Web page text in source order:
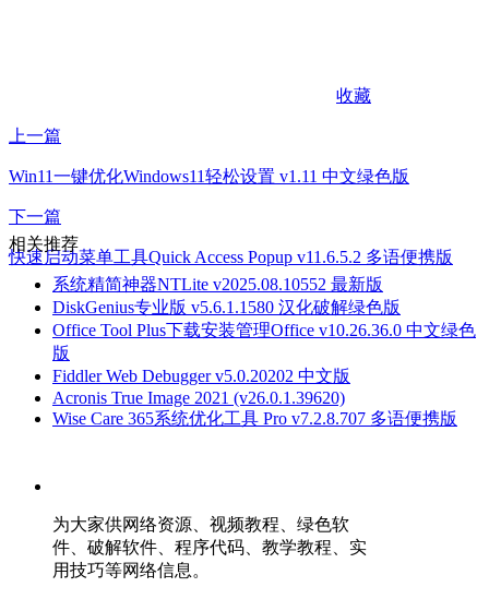
收藏
上一篇
Win11一键优化Windows11轻松设置 v1.11 中文绿色版
下一篇
快速启动菜单工具Quick Access Popup v11.6.5.2 多语便携版
相关推荐
系统精简神器NTLite v2025.08.10552 最新版
DiskGenius专业版 v5.6.1.1580 汉化破解绿色版
Office Tool Plus下载安装管理Office v10.26.36.0 中文绿色
版
Fiddler Web Debugger v5.0.20202 中文版
Acronis True Image 2021 (v26.0.1.39620)
Wise Care 365系统优化工具 Pro v7.2.8.707 多语便携版
为大家供网络资源、视频教程、绿色软
件、破解软件、程序代码、教学教程、实
用技巧等网络信息。